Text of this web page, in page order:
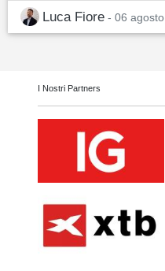
Luca Fiore - 06 agosto
I Nostri Partners